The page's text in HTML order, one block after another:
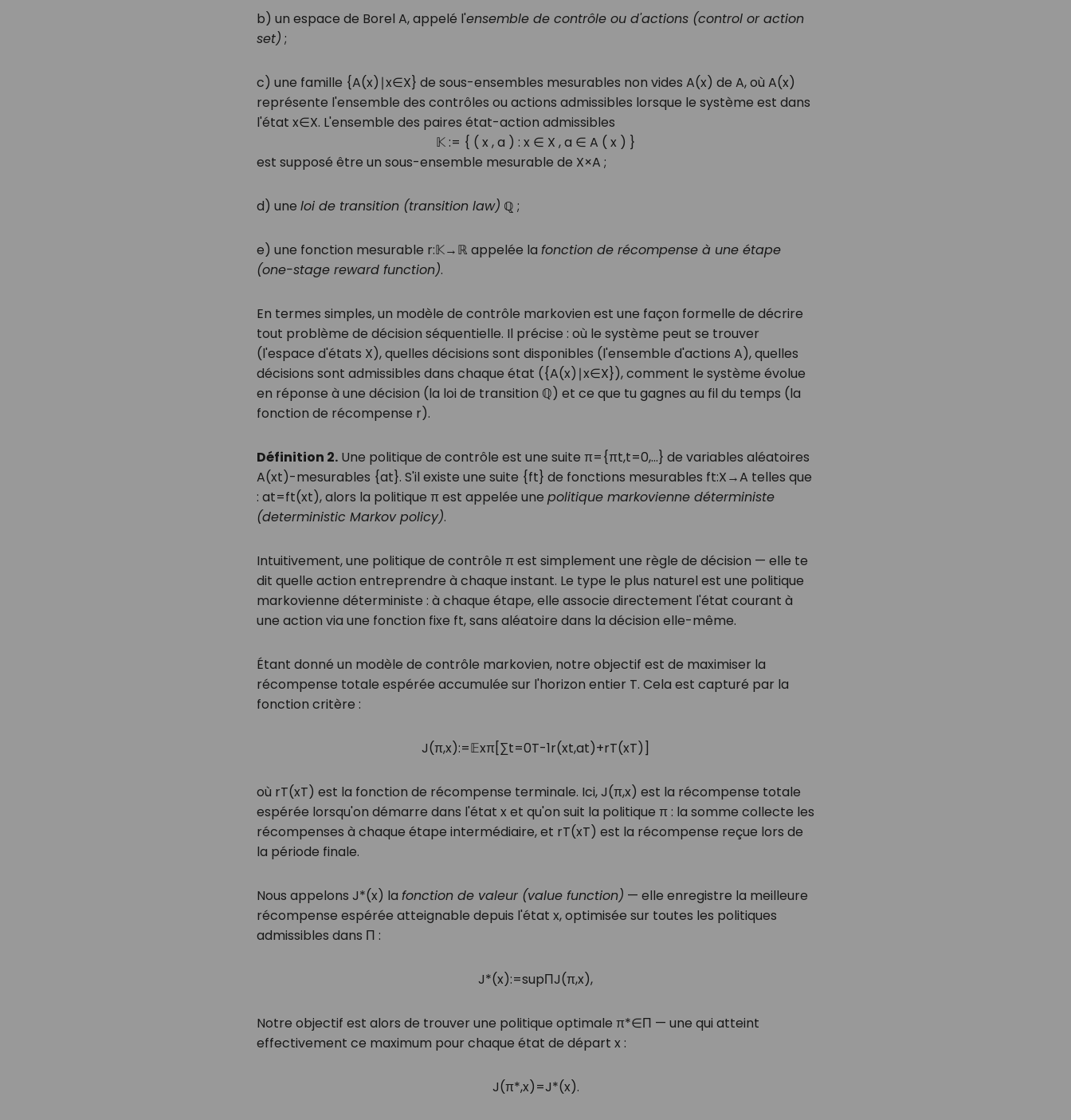
b) un espace de Borel A, appelé l'ensemble de contrôle ou d'actions (control or action
set) ;
c) une famille {A(x) ∣x∈X} de sous-ensembles mesurables non vides A(x) de A, où A(x)
représente l'ensemble des contrôles ou actions admissibles lorsque le système est dans
l'état x∈X. L'ensemble des paires état-action admissibles
𝕂 := { ( x ,a ) : x ∈ X ,a ∈ A ( x ) }
est supposé être un sous-ensemble mesurable de X×A ;
d) une loi de transition (transition law) ℚ ;
e) une fonction mesurable r:𝕂→ℝ appelée la fonction de récompense à une étape
(one-stage reward function).
En termes simples, un modèle de contrôle markovien est une façon formelle de décrire
tout problème de décision séquentielle. Il précise : où le système peut se trouver
(l'espace d'états X), quelles décisions sont disponibles (l'ensemble d'actions A), quelles
décisions sont admissibles dans chaque état ({A(x) ∣x∈X}), comment le système évolue
en réponse à une décision (la loi de transition ℚ) et ce que tu gagnes au fil du temps (la
fonction de récompense r).
Définition 2. Une politique de contrôle est une suite π={πt,t=0,…} de variables aléatoires
A(xt)-mesurables {at}. S'il existe une suite {ft} de fonctions mesurables ft:X→A telles que
: at=ft(xt), alors la politique πest appelée une politique markovienne déterministe
(deterministic Markov policy).
Intuitivement, une politique de contrôle πest simplement une règle de décision — elle te
dit quelle action entreprendre à chaque instant. Le type le plus naturel est une politique
markovienne déterministe : à chaque étape, elle associe directement l'état courant à
une action via une fonction fixe ft, sans aléatoire dans la décision elle-même.
Étant donné un modèle de contrôle markovien, notre objectif est de maximiser la
récompense totale espérée accumulée sur l'horizon entier T. Cela est capturé par la
fonction critère :
J(π,x):=𝔼xπ[∑t=0T-1r(xt,at)+rT(xT)]
où rT(xT) est la fonction de récompense terminale. Ici,J(π,x) est la récompense totale
espérée lorsqu'on démarre dans l'état x et qu'on suit la politique π : la somme collecte les
récompenses à chaque étape intermédiaire, et rT(xT) est la récompense reçue lors de
la période finale.
Nous appelons J*(x) la fonction de valeur (value function) — elle enregistre la meilleure
récompense espérée atteignable depuis l'état x, optimisée sur toutes les politiques
admissibles dans Π :
J*(x):=supΠJ(π,x),
Notre objectif est alors de trouver une politique optimale π*∈Π — une qui atteint
effectivement ce maximum pour chaque état de départ x :
J(π*,x)=J*(x).